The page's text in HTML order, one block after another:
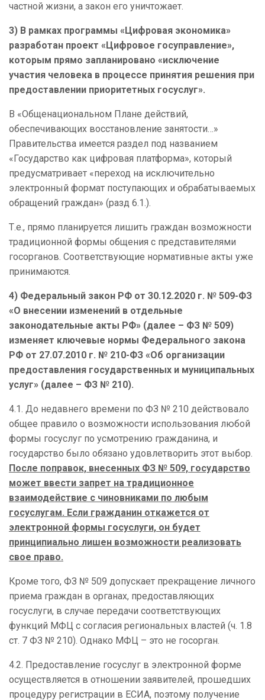
частной жизни, а закон его уничтожает.
3) В рамках программы «Цифровая экономика»
разработан проект «Цифровое госуправление»,
которым прямо запланировано «исключение
участия человека в процессе принятия решения при
предоставлении приоритетных госуслуг».
В «Общенациональном Плане действий,
обеспечивающих восстановление занятости…»
Правительства имеется раздел под названием
«Государство как цифровая платформа», который
предусматривает «переход на исключительно
электронный формат поступающих и обрабатываемых
обращений граждан» (разд 6.1.).
Т.е., прямо планируется лишить граждан возможности
традиционной формы общения с представителями
госорганов. Соответствующие нормативные акты уже
принимаются.
4) Федеральный закон РФ от 30.12.2020 г. № 509-ФЗ
«О внесении изменений в отдельные
законодательные акты РФ» (далее – ФЗ № 509)
изменяет ключевые нормы Федерального закона
РФ от 27.07.2010 г. № 210-ФЗ «Об организации
предоставления государственных и муниципальных
услуг» (далее – ФЗ № 210).
4.1. До недавнего времени по ФЗ № 210 действовало
общее правило о возможности использования любой
формы госуслуг по усмотрению гражданина, и
государство было обязано удовлетворить этот выбор.
После поправок, внесенных ФЗ № 509, государство
может ввести запрет на традиционное
взаимодействие с чиновниками по любым
госуслугам. Если гражданин откажется от
электронной формы госуслуги, он будет
принципиально лишен возможности реализовать
свое право.
Кроме того, ФЗ № 509 допускает прекращение личного
приема граждан в органах, предоставляющих
госуслуги, в случае передачи соответствующих
функций МФЦ с согласия региональных властей (ч. 1.8
ст. 7 ФЗ № 210). Однако МФЦ – это не госорган.
4.2. Предоставление госуслуг в электронной форме
осуществляется в отношении заявителей, прошедших
процедуру регистрации в ЕСИА, поэтому получение